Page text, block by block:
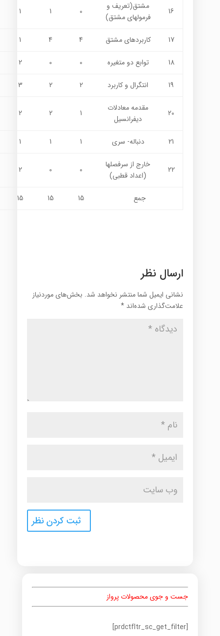
16
مشتق(تعریف و
فرمولهای مشتق)
0
1
1
17 کاربردهای مشتق 4
4
1
18 توابع دو متغیره 0
0
2
19 انتگرال و کاربرد 2
2
3
20
مقدمه معادلات
دیفرانسیل
1
2
2
21 دنباله- سری 1
1
1
22
خارج از سرفصلها
(اعداد قطبی)
0
0
2
جمع 15
15
15
ارسال نظر
نشانی ایمیل شما منتشر نخواهد شد. بخش‌های موردنیاز
علامت‌گذاری شده‌اند *
جست و جوی محصولات پرواز
[prdctfltr_sc_get_filter]